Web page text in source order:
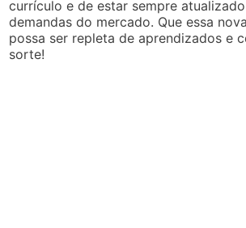
currículo e de estar sempre
demandas do mercado. Que essa
possa ser repleta de aprendizados e
sorte!